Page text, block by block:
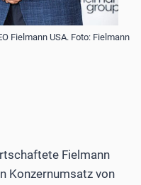
Fielmann USA. Foto: Fielmann
Fielmann
Konzernumsatz von